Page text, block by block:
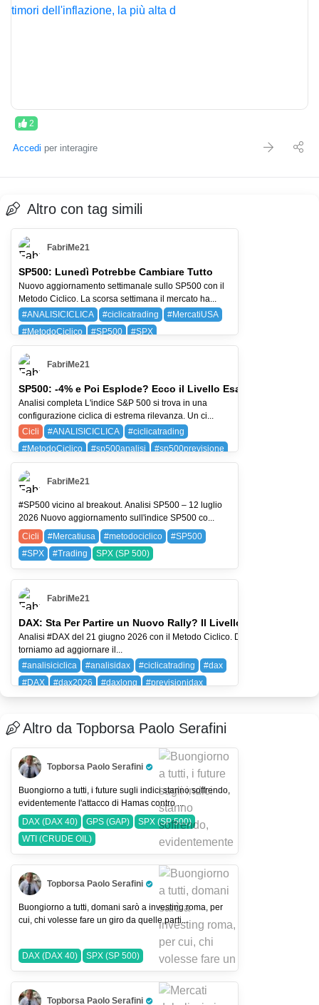
2
Accedi per interagire
Altro con tag simili
FabriMe21
SP500: Lunedì Potrebbe Cambiare Tutto
Nuovo aggiornamento settimanale sullo SP500 con il
Metodo Ciclico. La scorsa settimana il mercato ha...
#ANALISICICLICA
#ciclicatrading
#MercatiUSA
#MetodoCiclico
#SP500
#SPX
BAYG (BAYER AG)
SPX (SP 500)
FabriMe21
SP500: -4% e Poi Esplode? Ecco il Livello Esatto
Analisi completa L'indice S&P 500 si trova in una
configurazione ciclica di estrema rilevanza. Un ci...
Cicli
#ANALISICICLICA
#ciclicatrading
#MetodoCiclico
#sp500analisi
#sp500previsione
SPX (SP 500)
FabriMe21
#SP500 vicino al breakout. Analisi SP500 – 12 luglio
2026 Nuovo aggiornamento sull'indice SP500 co...
Cicli
#Mercatiusa #metodociclico
#SP500
#SPX
#Trading SPX (SP 500)
FabriMe21
DAX: Sta Per Partire un Nuovo Rally? Il Livello da Non Perdere
Analisi #DAX del 21 giugno 2026 con il Metodo Ciclico. Dopo circa un mese
torniamo ad aggiornare il...
#analisiciclica
#analisidax #ciclicatrading
#dax
#DAX
#dax2026 #daxlong
#previsionidax
DAX (DAX 40)
Altro da Topborsa Paolo Serafini
Topborsa Paolo Serafini
Pro Trader
Buongiorno a tutti, i future sugli indici stanno soffrendo,
evidentemente l'attacco di Hamas contro ...
DAX (DAX 40)
GPS (GAP)
SPX (SP 500)
WTI (CRUDE OIL)
Topborsa Paolo Serafini
Pro Trader
Buongiorno a tutti, domani sarò a investing roma, per
cui, chi volesse fare un giro da quelle parti...
DAX (DAX 40) SPX (SP 500)
Topborsa Paolo Serafini